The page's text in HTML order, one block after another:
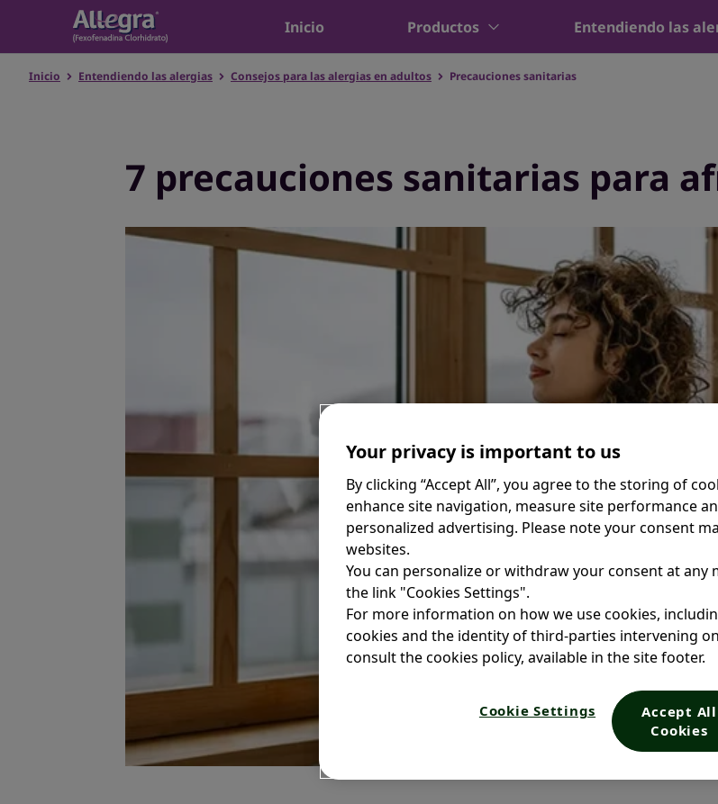
Inicio Productos Entendiendo las
Inicio Entendiendo las alergias Consejos para las alergias en adultos Precauciones sanitarias
7 precauciones sanitarias para
Your privacy is important to us
By clicking “Accept All”, you agree to the storing of
enhance site navigation, measure site performance
personalized advertising. Please note your consent
websites.
You can personalize or withdraw your consent at any
the link "Cookies Settings".
For more information on how we use cookies,
cookies and the identity of third-parties intervening
consult the cookies policy, available in the site footer.
Cookie Settings
Accept All
Cookies